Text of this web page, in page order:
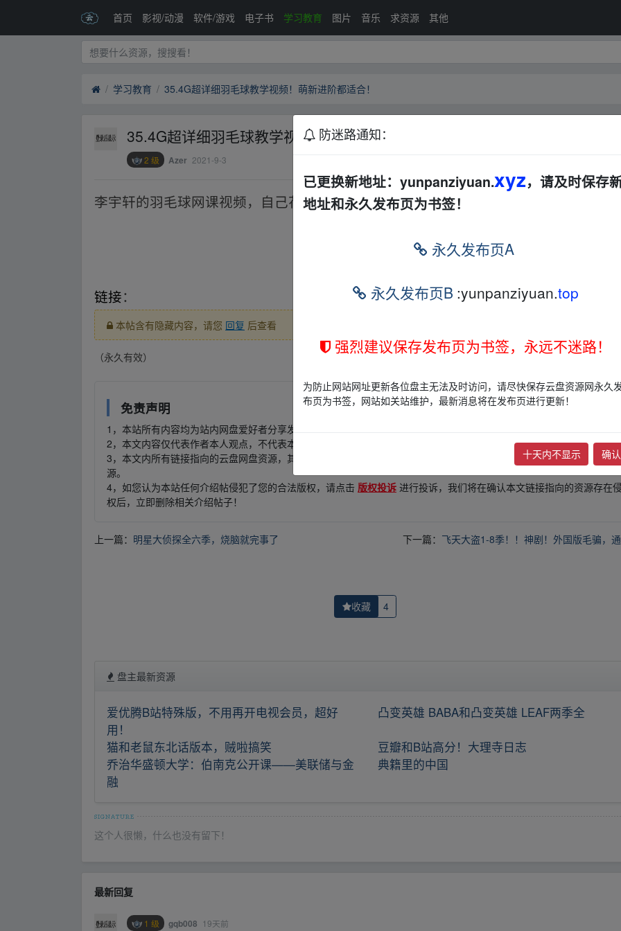
首页 影视/动漫 软件/游戏 电子书 学习教育 图片 音乐 求资源 其他
学习教育 35.4G超详细羽毛球教学视频！萌新进阶都适合！
35.4G超详细羽毛球教学视频！萌新进阶都适合！
2 级 Azer 2021-9-3
李宇轩的羽毛球网课视频，自己花钱买的，讲的超详细！分享分享！
链接：
本帖含有隐藏内容，请您 回复 后查看
（永久有效） ▂fr om w ww.y un pan▂zi▪yu an.xy▁z
免责声明
1，本站所有内容均为站内网盘爱好者分享发布的网盘链接介绍展示帖子，
2，本文内容仅代表作者本人观点，不代表本网站立场，作者文责自负。
3，本文内所有链接指向的云盘网盘资源，其版权归版权方所有！其实际管理权为帖子发布者所有，本站无法操作相关资
源。
4，如您认为本站任何介绍帖侵犯了您的合法版权，请点击 版权投诉 进行投诉，我们将在确认本文链接指向的资源存在
权后，立即删除相关介绍帖子！
上一篇： 明星大侦探全六季，烧脑就完事了 下一篇： 飞天大盗1-8季！！神剧！外国版毛骗，
收藏 4
盘主最新资源
爱优腾B站特殊版，不用再开电视会员，超好
用！
凸变英雄 BABA和凸变英雄 LEAF两季全
猫和老鼠东北话版本，贼啦搞笑
豆瓣和B站高分！大理寺日志
乔治华盛顿大学：伯南克公开课——美联储与金
融
典籍里的中国
这个人很懒，什么也没有留下！
最新回复
1 级 gqb008 19天前
防迷路通知：
已更换新地址：yunpanziyuan.xyz，请及时保存
地址和永久发布页为书签！
永久发布页A
永久发布页B :yunpanziyuan.top
强烈建议保存发布页为书签，永远不迷路！
为防止网站网址更新各位盘主无法及时访问，请尽快保存云盘资源网永久
布页为书签，网站如关站维护，最新消息将在发布页进行更新！
十天内不显示 确认